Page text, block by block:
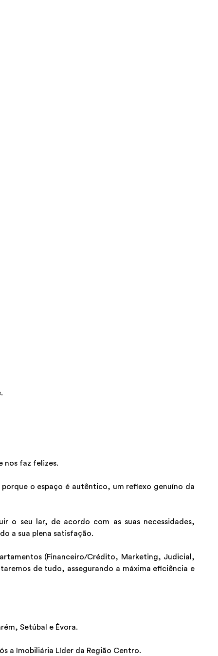
nos faz felizes.
o espaço é autêntico, um reflexo genuíno da
o seu lar, de acordo com as suas necessidades,
a sua plena satisfação.
(Financeiro/Crédito, Marketing, Judicial,
de tudo, assegurando a máxima eficiência e
Setúbal e Évora.
a Imobiliária Líder da Região Centro.